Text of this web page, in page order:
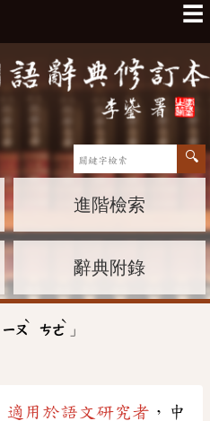
☰
進階檢索
辭典附錄
ㄧㄡ
ˋ
ㄘㄜ
ˋ
」
適用於語文研究者 ，中